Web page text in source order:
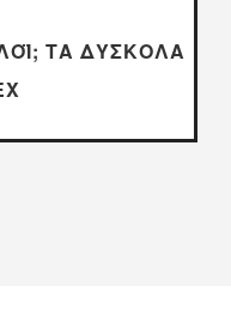
ΤΑ ΔΎΣΚΟΛΑ